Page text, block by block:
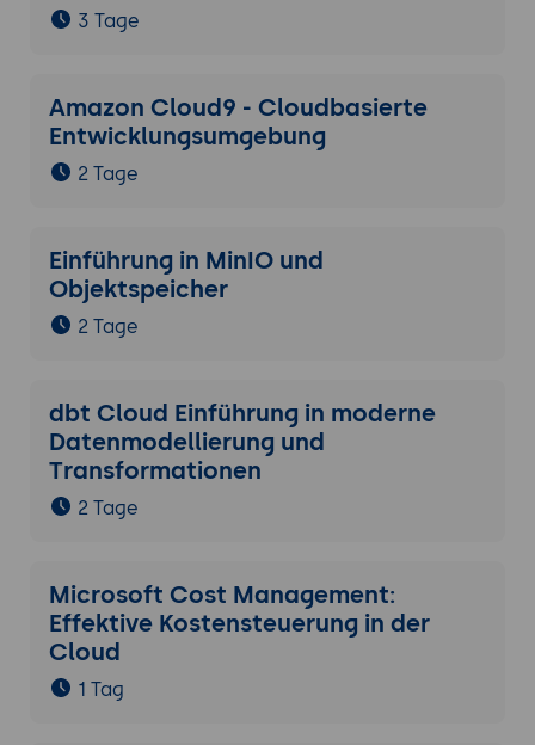
3 Tage
Amazon Cloud9 - Cloudbasierte
Entwicklungsumgebung
2 Tage
Einführung in MinIO und
Objektspeicher
2 Tage
dbt Cloud Einführung in moderne
Datenmodellierung und
Transformationen
2 Tage
Microsoft Cost Management:
Effektive Kostensteuerung in der
Cloud
1 Tag